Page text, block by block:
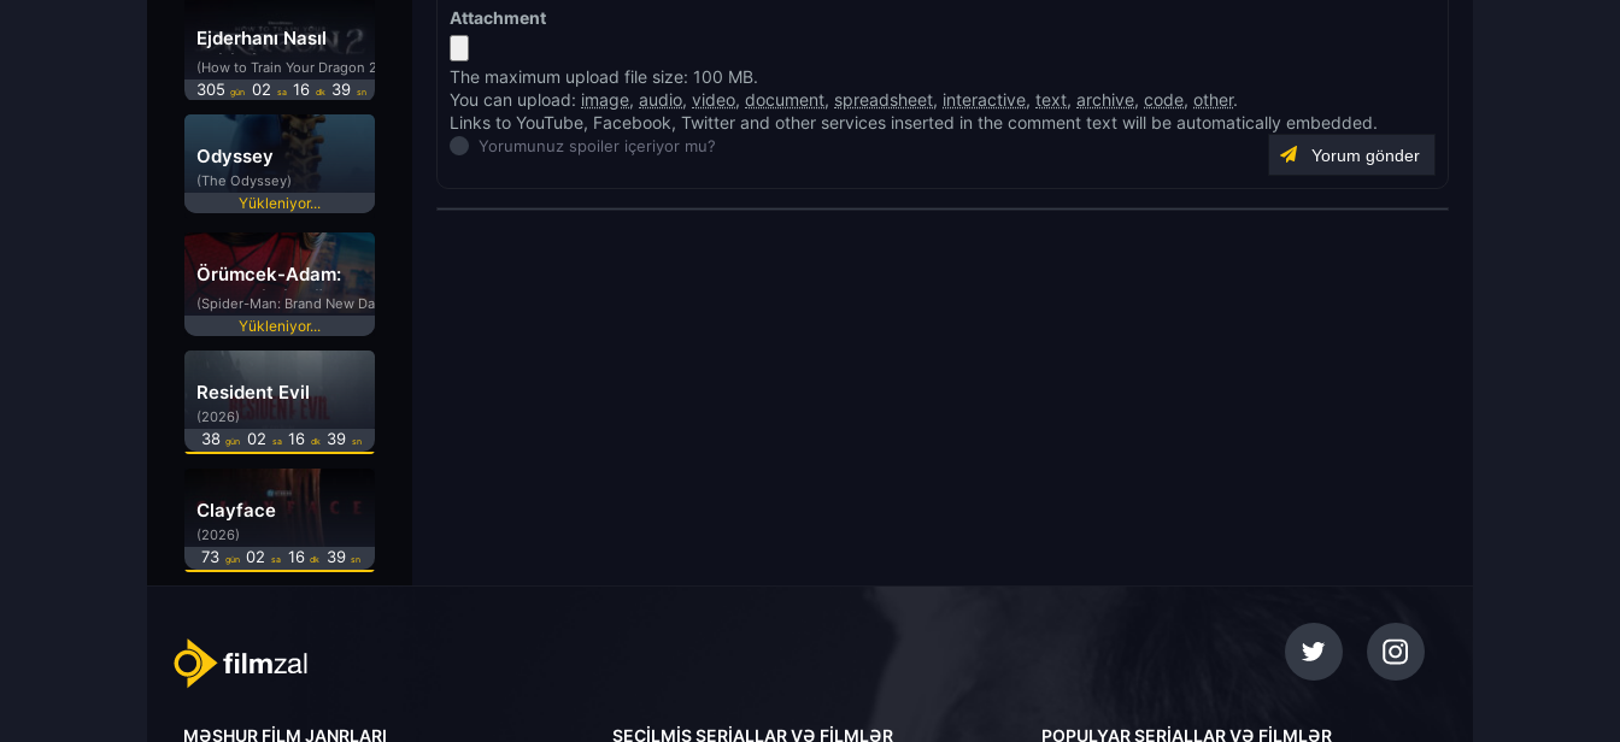
Ejderhanı Nasıl
Eğitirsin 2
(How to Train Your Dragon 2)
305 gün 02 sa 16 dk 38 sn
Odyssey
(The Odyssey)
Yükleniyor...
Örümcek-Adam:
Yepyeni Bir Gün
(Spider-Man: Brand New Day)
Yükleniyor...
Resident Evil
(2026)
38 gün 02 sa 16 dk 38 sn
Clayface
(2026)
73 gün 02 sa 16 dk 38 sn
Attachment
The maximum upload file size: 100 MB.
You can upload: image, audio, video, document, spreadsheet, interactive, text, archive, code, other.
Links to YouTube, Facebook, Twitter and other services inserted in the comment text will be automatically embedded.
Yorumunuz spoiler içeriyor mu?
MƏŞHUR FILM JANRLARI SEÇILMIŞ SERIALLAR VƏ FILMLƏR POPULYAR SERIALLAR VƏ FILMLƏR